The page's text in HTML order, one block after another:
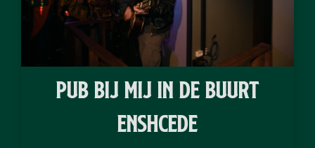
pub bij mij in de buurt
Enshcede